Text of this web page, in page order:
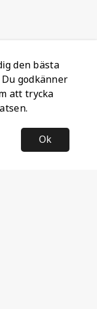
den bästa
godkänner
att trycka
Ok